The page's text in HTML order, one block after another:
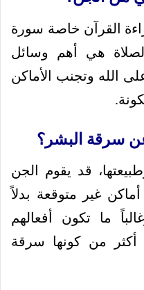
القرآن خاصة سورة
هي أهم وسائل
الله وتجنب الأماكن
سرقة البشر؟
قد يقوم الجن
أماكن غير متوقعة بدلاً
ما تكون أفعالهم
أكثر من كونها سرقة